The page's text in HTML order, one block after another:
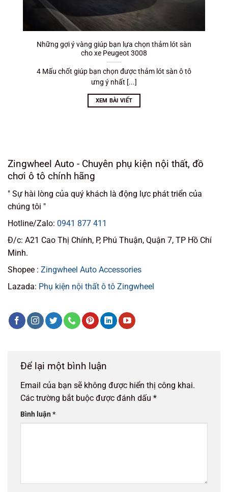
Những gợi ý vàng giúp bạn lựa chọn thảm lót sàn
cho xe Peugeot 3008
4 Mấu chốt giúp bạn chọn được thảm lót sàn ô tô
ưng ý nhất [...]
XEM BÀI VIẾT
Zingwheel Auto - Chuyên phụ kiện nội thất, đồ
chơi ô tô chính hãng
" Sự hài lòng của quý khách là động lực phát triển của
chúng tôi "
Hotline/Zalo: 0941 877 411
Đ/c: A21 Cao Thị Chính, P, Phú Thuận, Quận 7, TP Hồ Chí
Minh.
Shopee : Zingwheel Auto Accessories
Lazada: Phụ kiện nội thất ô tô Zingwheel
Để lại một bình luận
Email của bạn sẽ không được hiển thị công khai.
Các trường bắt buộc được đánh dấu *
Bình luận*